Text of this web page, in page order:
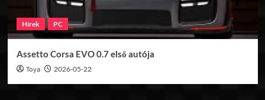
Hírek PC
Assetto Corsa EVO 0.7 első autója
Toya 2026-05-22